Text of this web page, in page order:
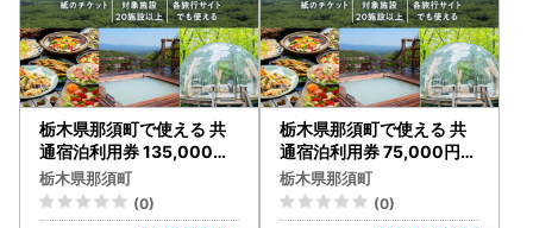
栃木県那須町で使える 共
通宿泊利用券 135,000円
分（3,000円×45枚）〔
Ｎ-1〕｜宿泊 旅行 チケッ
ト 宿泊券 温泉 露天風呂 旅
栃木県那須町
(0)
栃木県那須町で使える 共
通宿泊利用券 75,000円分
（3,000円×25枚）〔J-8
〕｜宿泊 旅行 チケット 宿
泊券 温泉 露天風呂 旅行券
栃木県那須町
(0)